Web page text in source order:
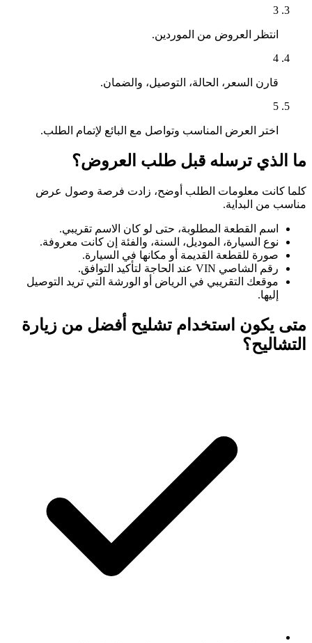
3
انتظر العروض من الموردين.
4
قارن السعر، الحالة، التوصيل، والضمان.
5
اختر العرض المناسب وتواصل مع البائع لإتمام الطلب.
ما الذي ترسله قبل طلب العروض؟
كلما كانت معلومات الطلب أوضح، زادت فرصة وصول عرض
مناسب من البداية.
اسم القطعة المطلوبة، حتى لو كان الاسم تقريبي.
نوع السيارة، الموديل، السنة، والفئة إن كانت معروفة.
صورة للقطعة القديمة أو مكانها في السيارة.
رقم الشاصي VIN عند الحاجة لتأكيد التوافق.
موقعك التقريبي في الرياض أو الورشة التي تريد التوصيل
إليها.
متى يكون استخدام تشليح أفضل من زيارة
التشاليح؟